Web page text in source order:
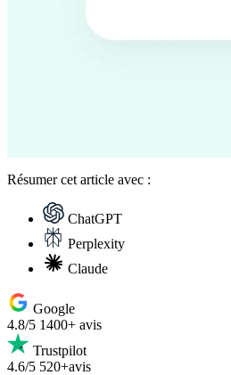
Résumercet article avec :
ChatGPT
Perplexity
Claude
Google
4.8/5 1400+ avis
Trustpilot
4.6/5 520+avis